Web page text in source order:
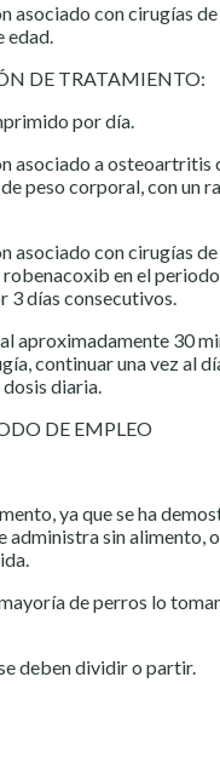
asociado con cirugías
edad.
DE TRATAMIENTO:
por día.
asociado a osteoartritis
peso corporal, con un
asociado con cirugías
robenacoxib en el
3 días consecutivos.
aproximadamente 30
continuar una vez al
diaria.
DE EMPLEO
ya que se ha
sin alimento,
de perros lo
deben dividir o partir.